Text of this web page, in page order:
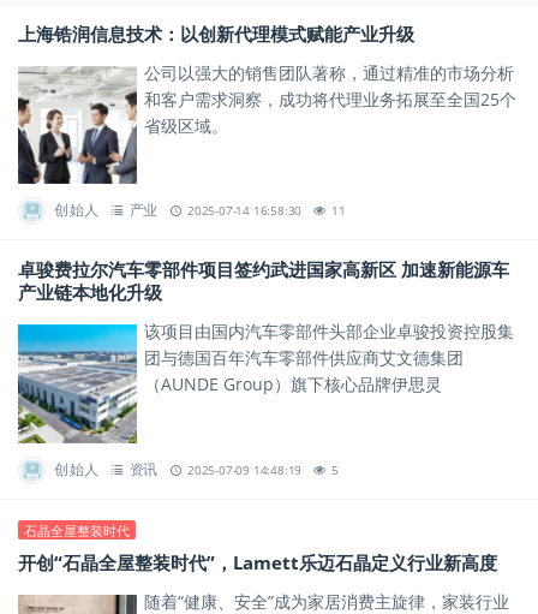
上海锆润信息技术：以创新代理模式赋能产业升级
公司以强大的销售团队著称，通过精准的市场分析
和客户需求洞察，成功将代理业务拓展至全国25个
省级区域。
创始人 产业 2025-07-14 16:58:30 11
卓骏费拉尔汽车零部件项目签约武进国家高新区 加速新能源车
产业链本地化升级
该项目由国内汽车零部件头部企业卓骏投资控股集
团与德国百年汽车零部件供应商艾文德集团
（AUNDE Group）旗下核心品牌伊思灵
创始人 资讯 2025-07-09 14:48:19 5
石晶全屋整装时代
开创“石晶全屋整装时代”，Lamett乐迈石晶定义行业新高度
随着“健康、安全”成为家居消费主旋律，家装行业